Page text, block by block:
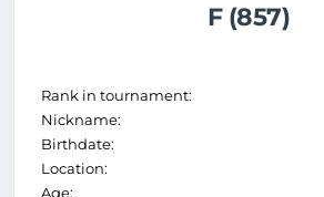
F (857)
Rank in tournament:
Nickname:
Birthdate:
Location:
Age: